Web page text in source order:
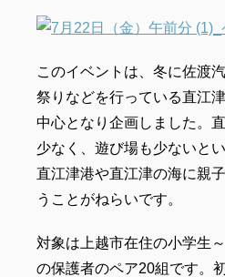
このイベントは、冬に佐渡
祭りなどを行っている直江
中心となり企画しました。
少なく、遊び場も少ないと
直江津港や直江津の海に親
うことがねらいです。
対象は上越市在住の小学生
の保護者のペア20組です。